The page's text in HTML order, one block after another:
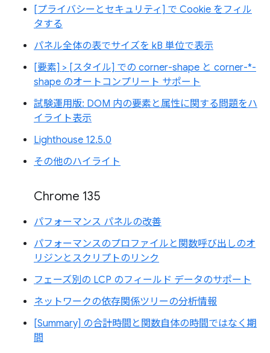
[プライバシーとセキュリティ] で Cookie をフィル
タする
パネル全体の表でサイズを kB 単位で表示
[要素] > [スタイル] での corner-shape と corner-*-
shape のオートコンプリート サポート
試験運用版: DOM 内の要素と属性に関する問題をハ
イライト表示
Lighthouse 12.5.0
その他のハイライト
Chrome 135
パフォーマンス パネルの改善
パフォーマンスのプロファイルと関数呼び出しのオ
リジンとスクリプトのリンク
フェーズ別の LCP のフィールド データのサポート
ネットワークの依存関係ツリーの分析情報
[Summary] の合計時間と関数自体の時間ではなく期
間